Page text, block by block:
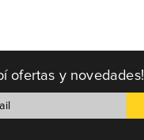
ofertas y novedades!